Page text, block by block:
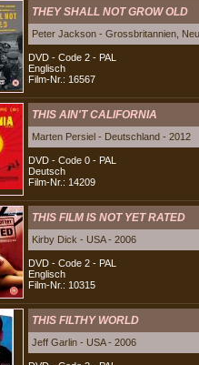
THEY SHALL NOT GROW OLD
Peter Jackson - Grossbritannien,
DVD - Code 2 - PAL
Englisch
Film-Nr.: 16567
THIS AIN'T CALIFORNIA
Marten Persiel - Deutschland - 2012
DVD - Code 0 - PAL
Deutsch
Film-Nr.: 14209
THIS FILM IS NOT YET RATED
Kirby Dick - USA - 2006
DVD - Code 2 - PAL
Englisch
Film-Nr.: 10315
THIS FILTHY WORLD
Jeff Garlin - USA - 2006